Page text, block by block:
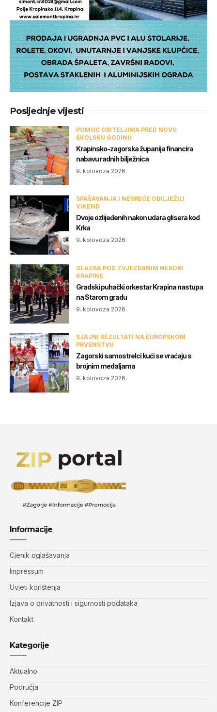
Posljednje vijesti
POMOĆ OBITELJIMA PRED NOVU
ŠKOLSKU GODINU
Krapinsko-zagorska županija financira
nabavu radnih bilježnica
9. kolovoza 2026.
SPAŠAVANJA I NESREĆE OBILJEŽILI
VIKEND
Dvoje ozlijeđenih nakon udara glisera kod
Krka
9. kolovoza 2026.
GLAZBA POD ZVJEZDANIM NEBOM
KRAPINE
Gradski puhački orkestar Krapina nastupa
na Starom gradu
9. kolovoza 2026.
SJAJNI REZULTATI NA EUROPSKOM
PRVENSTVU
Zagorski samostrelci kući se vraćaju s
brojnim medaljama
9. kolovoza 2026.
Informacije
Cjenik oglašavanja
Impressum
Uvjeti korištenja
Izjava o privatnosti i sigurnosti podataka
Kontakt
Kategorije
Aktualno
Područja
Konferencije ZIP